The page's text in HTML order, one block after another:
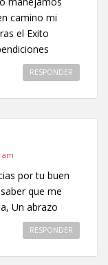
camino mi
el Exito
RESPONDER
am
por tu buen
que me
Un abrazo
RESPONDER